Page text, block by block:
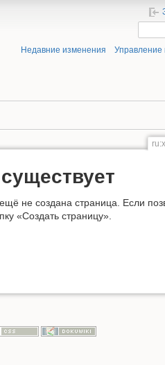
Недавние изменения
не создана страница. Если
«Создать страницу».